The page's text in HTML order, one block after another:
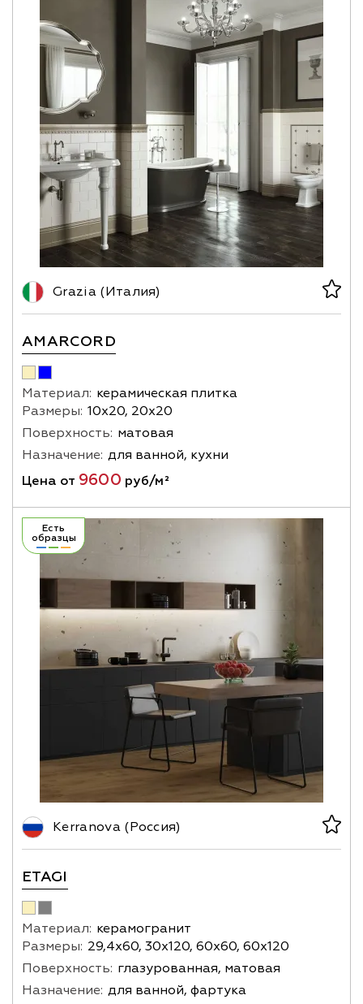
Grazia (Италия)
AMARCORD
Материал: керамическая плитка
Размеры: 10х20, 20х20
Поверхность: матовая
Назначение: для ванной, кухни
Цена от 9600 руб/м²
Есть
образцы
Kerranova (Россия)
ETAGI
Материал: керамогранит
Размеры: 29,4х60, 30х120, 60х60, 60х120
Поверхность: глазурованная, матовая
Назначение: для ванной, фартука